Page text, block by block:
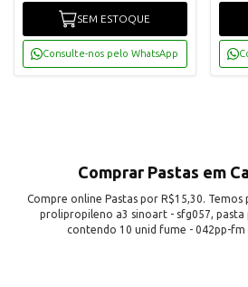
SEM ESTOQUE
Consulte-nos pelo WhatsApp
Comprar Pastas em
Compre online Pastas por R$15,30. Temos
prolipropileno a3 sinoart - sfg057, pasta
contendo 10 unid fume - 042pp-fm